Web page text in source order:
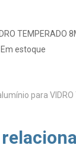
TEMPERADO
estoque
para VIDRO